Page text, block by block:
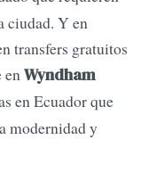
ciudad. Y en
transfers gratuitos
enWyndham
en Ecuador que
modernidad y